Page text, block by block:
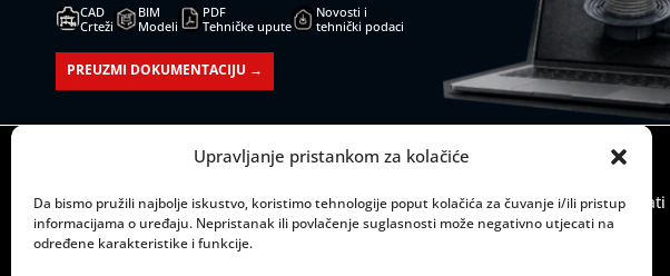
Upravljanje pristankom za kolačiće
Da bismo pružili najbolje iskustvo, koristimo tehnologije poput kolačića za čuvanje i/ili pristup
informacijama o uređaju. Nepristanak ili povlačenje suglasnosti može negativno utjecati na
određene karakteristike i funkcije.
CAD
Crteži
BIM
Modeli
PDF
Tehničke upute
Novosti i
tehnički podaci
PREUZMI DOKUMENTACIJU →
SJEDIŠTE:
Mažuranićevo šetalište 53
21000 Split
RADNO VRIJEME:
Ponedjeljak – petak: 08:00 do 15:00 sati